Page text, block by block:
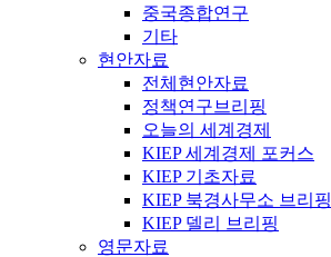
중국종합연구
기타
현안자료
전체현안자료
정책연구브리핑
오늘의 세계경제
KIEP 세계경제 포커스
KIEP 기초자료
KIEP 북경사무소 브리핑
KIEP 델리 브리핑
영문자료